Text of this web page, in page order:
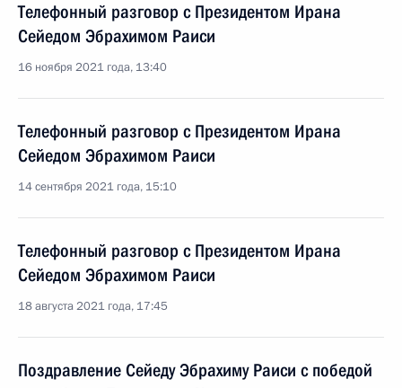
Телефонный разговор с Президентом Ирана
Сейедом Эбрахимом Раиси
16 ноября 2021 года, 13:40
Телефонный разговор с Президентом Ирана
Сейедом Эбрахимом Раиси
14 сентября 2021 года, 15:10
Телефонный разговор с Президентом Ирана
Сейедом Эбрахимом Раиси
18 августа 2021 года, 17:45
Поздравление Сейеду Эбрахиму Раиси с победой